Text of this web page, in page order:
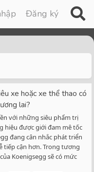
Đăng ký
xe hoặc xe thể thao có
lai?
với những siêu phẩm trị
hiệu được giới đam mê tốc
đang cân nhắc phát triển
tiếp cận hơn. Trong tương
Koenigsegg sẽ có mức